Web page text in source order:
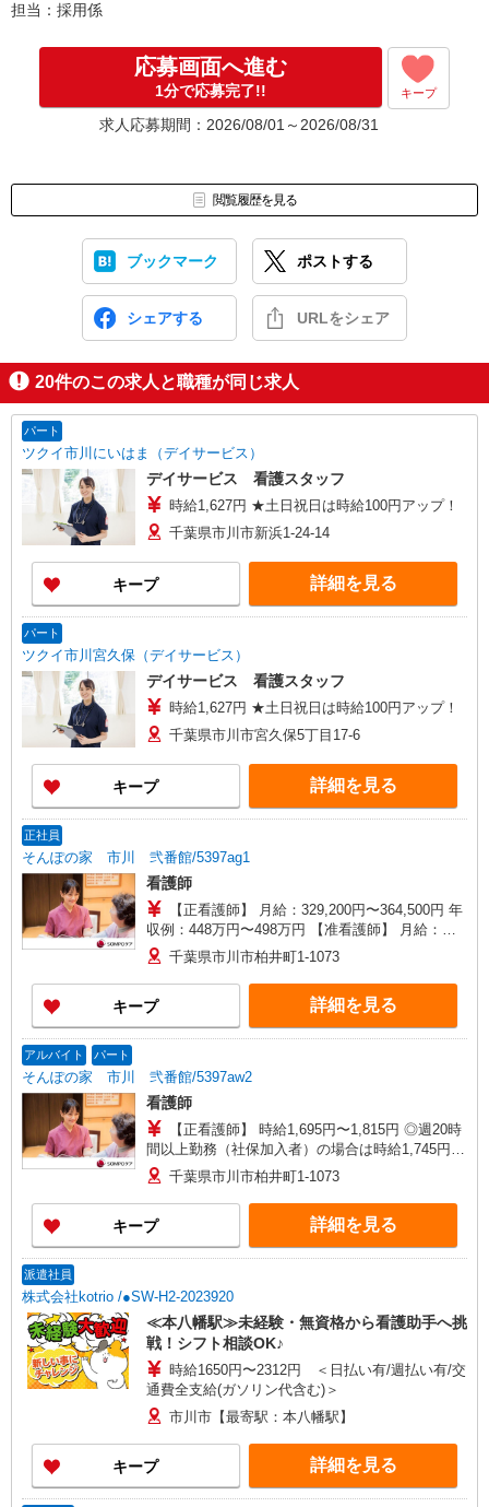
担当：採用係
応募画面へ進む
1分で応募完了!! キープ
求人応募期間：2026/08/01～2026/08/31
閲覧履歴を見る
ブックマーク ポストする
シェアする URLをシェア
20件のこの求人と職種が同じ求人
パート
ツクイ市川にいはま（デイサービス）
デイサービス 看護スタッフ
時給1,627円 ★土日祝日は時給100円アップ！
千葉県市川市新浜1-24-14
キープ 詳細を見る
パート
ツクイ市川宮久保（デイサービス）
デイサービス 看護スタッフ
時給1,627円 ★土日祝日は時給100円アップ！
千葉県市川市宮久保5丁目17-6
キープ 詳細を見る
正社員
そんぽの家 市川 弐番館/5397ag1
看護師
【正看護師】 月給：329,200円〜364,500円 年
収例：448万円〜498万円 【准看護師】 月給：
303,500円〜338,800円 年収例：412万円〜462万円
※月給は職務手当、働きがい向上手当、夜勤手当
（月平均5回分）、日祝手当（月平均2回分）等、
毎月平均的に支払われる手当を含みます。 【賞
与】あり（年2回） ◎月給は経験により異なりま
分〜） ◎賞与 基本給2.08ヶ月分/年支給
千葉県市川市柏井町1-1073
キープ 詳細を見る
アルバイト パート
そんぽの家 市川 弐番館/5397aw2
看護師
【正看護師】 時給1,695円〜1,815円 ◎週20時
間以上勤務（社保加入者）の場合は時給1,745円〜
1,865円 ★夜勤：1勤務32,120円〜34,840円 【准看
護師】 時給1,395円〜1,515円 ◎週20時間以上勤務
（社保加入者）の場合は時給1,445円〜1,565円 ★
夜勤：1勤務27,320円〜30,040円
千葉県市川市柏井町1-1073
キープ 詳細を見る
派遣社員
株式会社kotrio /●SW-H2-2023920
≪本八幡駅≫未経験・無資格から看護助手へ挑
戦！シフト相談OK♪
時給1650円〜2312円 ＜日払い有/週払い有/交
通費全支給(ガソリン代含む)＞
市川市【最寄駅：本八幡駅】
キープ 詳細を見る